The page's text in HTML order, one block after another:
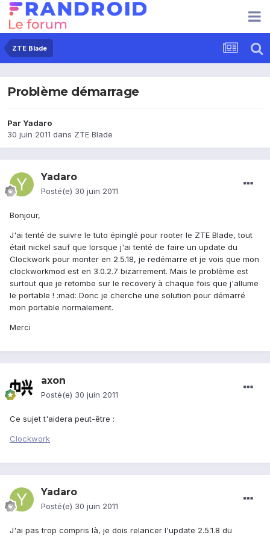
ZTE Blade
Problème démarrage
ParYadaro
30 juin 2011 dans ZTE Blade
Yadaro
Posté(e) 30 juin 2011
Bonjour,
J'ai tenté de suivre le tuto épinglé pour rooter le ZTE Blade, tout
était nickel sauf que lorsque j'ai tenté de faire un update du
Clockwork pour monter en 2.5.18, je redémarre et je vois que mon
clockworkmod est en 3.0.2.7 bizarrement. Mais le problème est
surtout que je retombe sur le recovery à chaque fois que j'allume
le portable ! :mad: Donc je cherche une solution pour démarré
mon portable normalement.
Merci
axon
Posté(e) 30 juin 2011
Ce sujet t'aidera peut-être :
Clockwork
Yadaro
Posté(e) 30 juin 2011
J'ai pas trop compris là, je dois relancer l'update 2.5.1.8 du